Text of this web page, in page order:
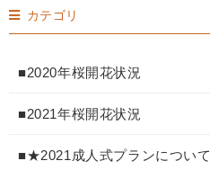
カテゴリ
■2020年桜開花状況
■2021年桜開花状況
■★2021成人式プランについて